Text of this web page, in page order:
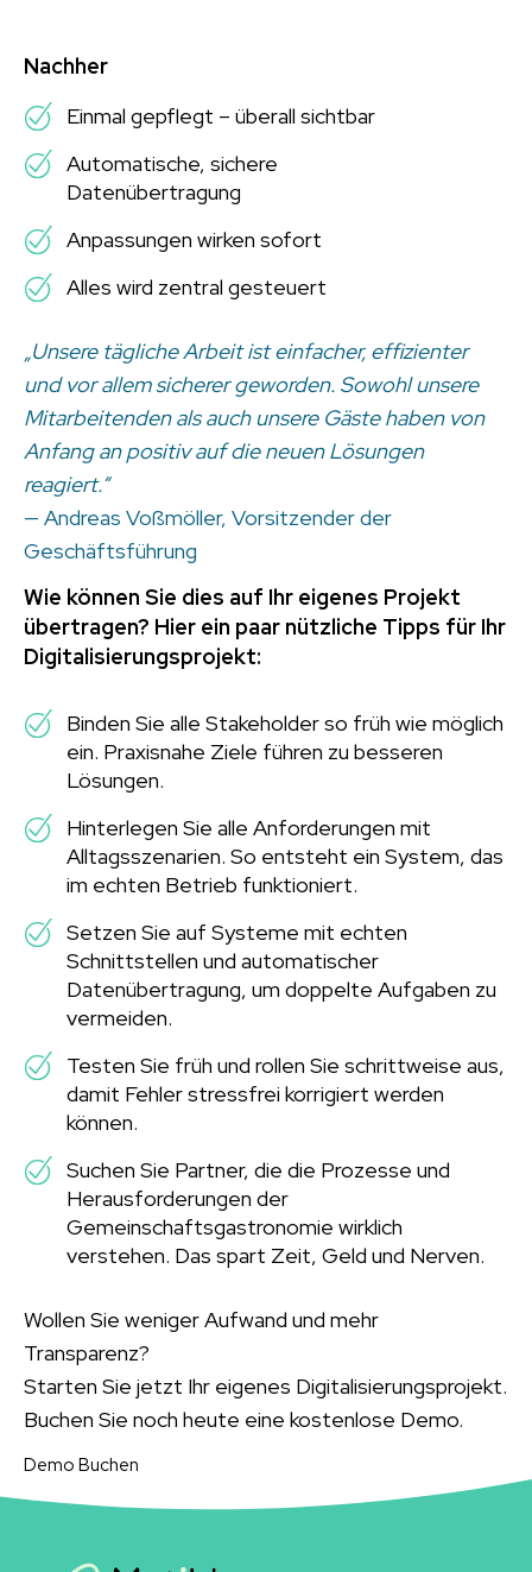
Nachher
Einmal gepflegt – überall sichtbar
Automatische, sichere
Datenübertragung
Anpassungen wirken sofort
Alles wird zentral gesteuert
„Unsere tägliche Arbeit ist einfacher, effizienter
und vor allem sicherer geworden. Sowohl unsere
Mitarbeitenden als auch unsere Gäste haben von
Anfang an positiv auf die neuen Lösungen
reagiert.“
— Andreas Voßmöller, Vorsitzender der
Geschäftsführung
Wie können Sie dies auf Ihr eigenes Projekt
übertragen? Hier ein paar nützliche Tipps für Ihr
Digitalisierungsprojekt:
Binden Sie alle Stakeholder so früh wie möglich
ein. Praxisnahe Ziele führen zu besseren
Lösungen.
Hinterlegen Sie alle Anforderungen mit
Alltagsszenarien. So entsteht ein System, das
im echten Betrieb funktioniert.
Setzen Sie auf Systeme mit echten
Schnittstellen und automatischer
Datenübertragung, um doppelte Aufgaben zu
vermeiden.
Testen Sie früh und rollen Sie schrittweise aus,
damit Fehler stressfrei korrigiert werden
können.
Suchen Sie Partner, die die Prozesse und
Herausforderungen der
Gemeinschaftsgastronomie wirklich
verstehen. Das spart Zeit, Geld und Nerven.
Wollen Sie weniger Aufwand und mehr
Transparenz?
Starten Sie jetzt Ihr eigenes Digitalisierungsprojekt.
Buchen Sie noch heute eine kostenlose Demo.
Demo Buchen